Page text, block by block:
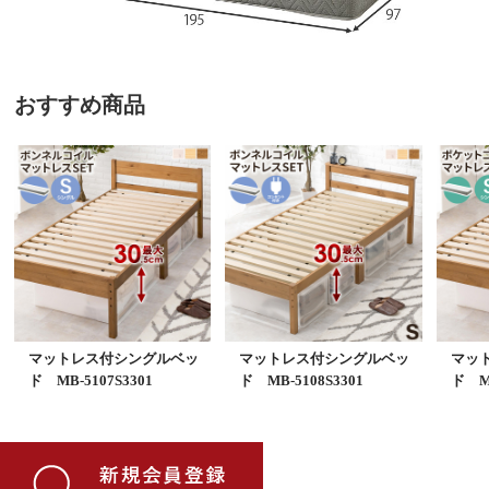
おすすめ商品
マットレス付シングルベッ
ド MB-5107S3301
マットレス付シングルベッ
ド MB-5108S3301
マッ
ド